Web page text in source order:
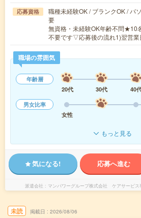
応募資格
職種未経験OK / ブランクOK / パ
要
無資格・未経験OK年齢不問★10
不要です▽応募後の流れ1)翌営
職場の雰囲気
年齢層
20代
30代 40
男女比率
女性
もっと見る
気になる! 応募へ進む
派遣会社 マンパワーグループ株式会社 ケアサービス
未読 掲載日 2026/08/06